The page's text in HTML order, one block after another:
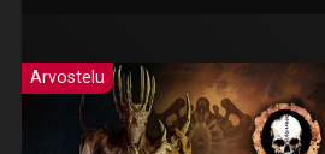
Arvostelu